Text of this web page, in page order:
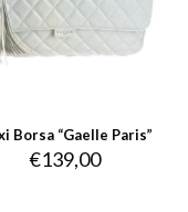
Borsa “Gaelle Paris”
€139,00